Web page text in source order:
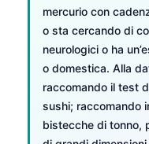
mercurio con
o sta cercando di
neurologici o ha
o domestica. Alla
raccomando il test
sushi; raccomando
bistecche di tonno,